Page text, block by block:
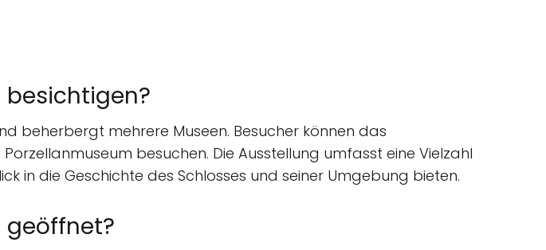
besichtigen?
beherbergt mehrere Museen. Besucher können das
besuchen. Die Ausstellung umfasst eine Vielzahl
in die Geschichte des Schlosses und seiner Umgebung bieten.
geöffnet?